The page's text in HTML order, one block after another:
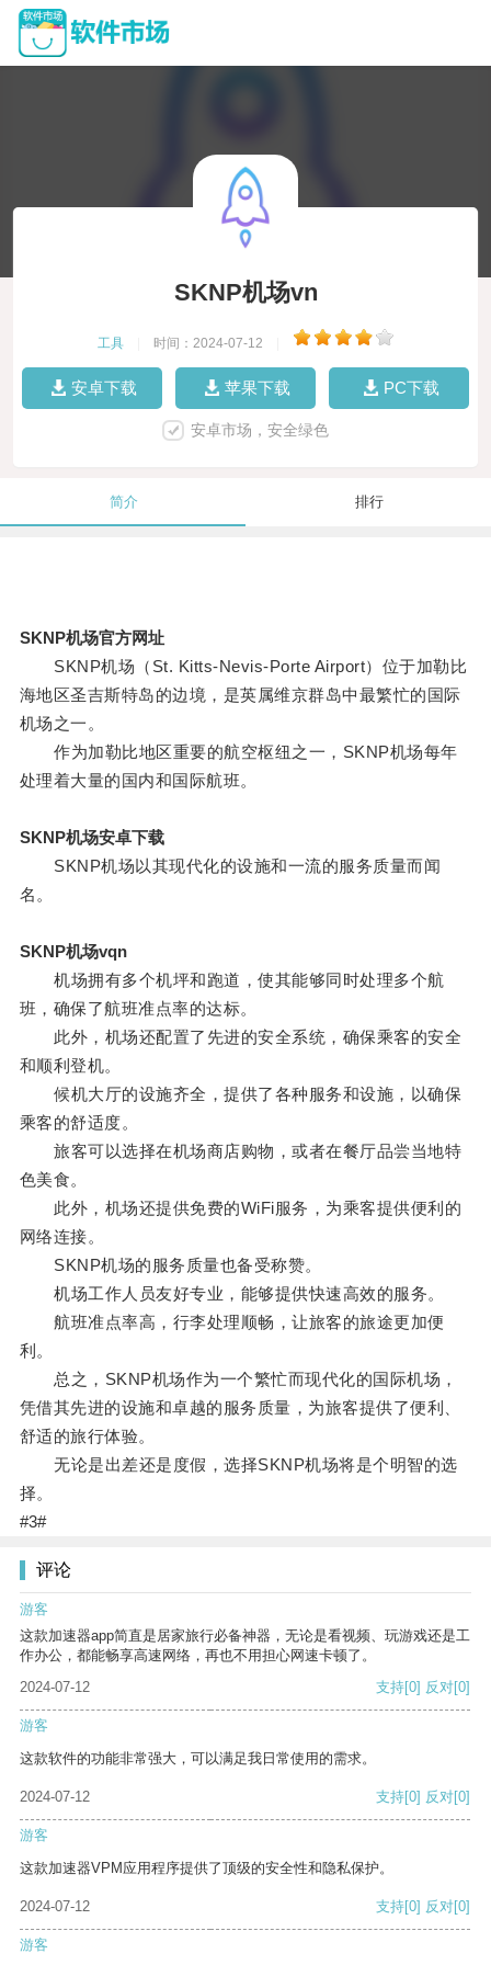
SKNP机场vn
工具 时间：2024-07-12
安卓下载 苹果下载 PC下载
安卓市场，安全绿色
简介 排行
SKNP机场官方网址
SKNP机场（St. Kitts-Nevis-Porte Airport）位于加勒比
海地区圣吉斯特岛的边境，是英属维京群岛中最繁忙的国际
机场之一。
作为加勒比地区重要的航空枢纽之一，SKNP机场每年
处理着大量的国内和国际航班。
SKNP机场安卓下载
SKNP机场以其现代化的设施和一流的服务质量而闻
名。
SKNP机场vqn
机场拥有多个机坪和跑道，使其能够同时处理多个航
班，确保了航班准点率的达标。
此外，机场还配置了先进的安全系统，确保乘客的安全
和顺利登机。
候机大厅的设施齐全，提供了各种服务和设施，以确保
乘客的舒适度。
旅客可以选择在机场商店购物，或者在餐厅品尝当地特
色美食。
此外，机场还提供免费的WiFi服务，为乘客提供便利的
网络连接。
SKNP机场的服务质量也备受称赞。
机场工作人员友好专业，能够提供快速高效的服务。
航班准点率高，行李处理顺畅，让旅客的旅途更加便
利。
总之，SKNP机场作为一个繁忙而现代化的国际机场，
凭借其先进的设施和卓越的服务质量，为旅客提供了便利、
舒适的旅行体验。
无论是出差还是度假，选择SKNP机场将是个明智的选
择。
#3#
评论
游客
这款加速器app简直是居家旅行必备神器，无论是看视频、玩游戏还是工
作办公，都能畅享高速网络，再也不用担心网速卡顿了。
2024-07-12
支持[0] 反对[0]
游客
这款软件的功能非常强大，可以满足我日常使用的需求。
2024-07-12 支持[0] 反对[0]
游客
这款加速器VPM应用程序提供了顶级的安全性和隐私保护。
2024-07-12 支持[0] 反对[0]
游客